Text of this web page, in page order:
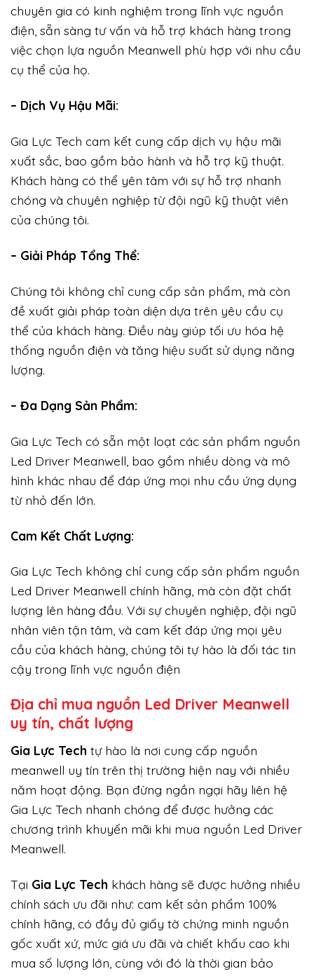
chuyên gia có kinh nghiệm trong lĩnh vực nguồn
điện, sẵn sàng tư vấn và hỗ trợ khách hàng trong
việc chọn lựa nguồn Meanwell phù hợp với nhu cầu
cụ thể của họ.
– Dịch Vụ Hậu Mãi:
Gia Lực Tech cam kết cung cấp dịch vụ hậu mãi
xuất sắc, bao gồm bảo hành và hỗ trợ kỹ thuật.
Khách hàng có thể yên tâm với sự hỗ trợ nhanh
chóng và chuyên nghiệp từ đội ngũ kỹ thuật viên
của chúng tôi.
– Giải Pháp Tổng Thể:
Chúng tôi không chỉ cung cấp sản phẩm, mà còn
đề xuất giải pháp toàn diện dựa trên yêu cầu cụ
thể của khách hàng. Điều này giúp tối ưu hóa hệ
thống nguồn điện và tăng hiệu suất sử dụng năng
lượng.
– Đa Dạng Sản Phẩm:
Gia Lực Tech có sẵn một loạt các sản phẩm nguồn
Led Driver Meanwell, bao gồm nhiều dòng và mô
hình khác nhau để đáp ứng mọi nhu cầu ứng dụng
từ nhỏ đến lớn.
Cam Kết Chất Lượng:
Gia Lực Tech không chỉ cung cấp sản phẩm nguồn
Led Driver Meanwell chính hãng, mà còn đặt chất
lượng lên hàng đầu. Với sự chuyên nghiệp, đội ngũ
nhân viên tận tâm, và cam kết đáp ứng mọi yêu
cầu của khách hàng, chúng tôi tự hào là đối tác tin
cậy trong lĩnh vực nguồn điện
Địa chỉ mua nguồn Led Driver Meanwell
uy tín, chất lượng
Gia Lực Tech tự hào là nơi cung cấp nguồn
meanwell uy tín trên thị trường hiện nay với nhiều
năm hoạt động. Bạn đừng ngần ngại hãy liên hệ
Gia Lực Tech nhanh chóng để được hưởng các
chương trình khuyến mãi khi mua nguồn Led Driver
Meanwell.
Tại Gia Lực Tech khách hàng sẽ được hưởng nhiều
chính sách ưu đãi như: cam kết sản phẩm 100%
chính hãng, có đầy đủ giấy tờ chứng minh nguồn
gốc xuất xứ, mức giá ưu đãi và chiết khấu cao khi
mua số lượng lớn, cùng với đó là thời gian bảo